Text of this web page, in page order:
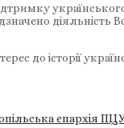
діяльність
до історії
єпархія